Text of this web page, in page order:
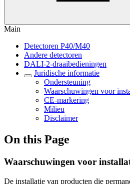
Main
Detectoren P40/M40
Andere detectoren
DALI-2-draaibedieningen
Juridische informatie
Ondersteuning
Waarschuwingen voor
CE-markering
Milieu
Disclaimer
On this Page
Waarschuwingen voor
De installatie van producten die